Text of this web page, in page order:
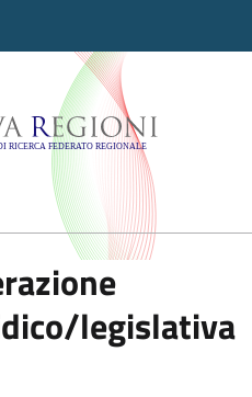
-
legislativa